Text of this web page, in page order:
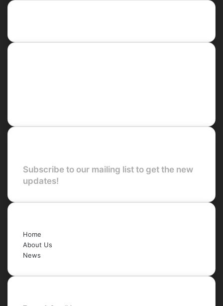
Subscribe to our mailing list to get the new
updates!
Home
About Us
News